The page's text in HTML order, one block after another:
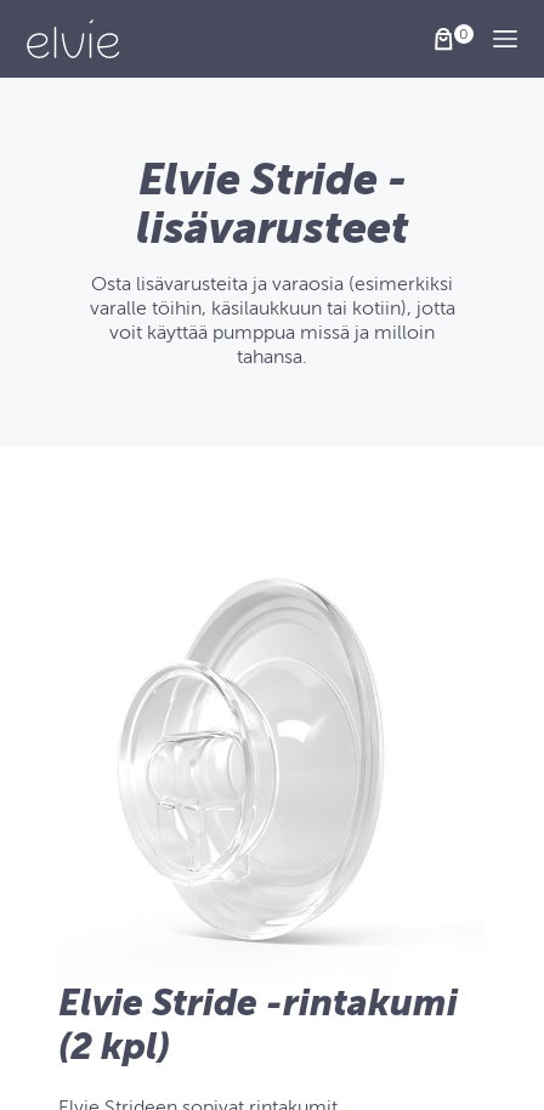
Elvie Stride -
lisävarusteet
Osta lisävarusteita ja varaosia (esimerkiksi
varalle töihin, käsilaukkuun tai kotiin), jotta
voit käyttää pumppua missä ja milloin
tahansa.
Elvie Stride -rintakumi
(2 kpl)